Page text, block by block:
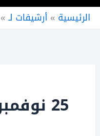
الرئيسية »أرشيفات لـ»
25 نوفمبر، 2023